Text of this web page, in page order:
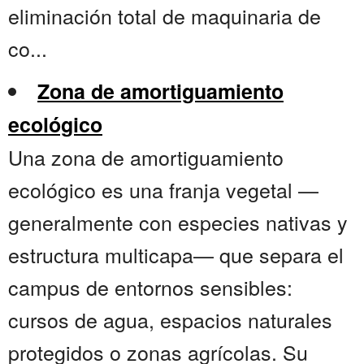
eliminación total de maquinaria de
co...
Zona de amortiguamiento
ecológico
Una zona de amortiguamiento
ecológico es una franja vegetal —
generalmente con especies nativas y
estructura multicapa— que separa el
campus de entornos sensibles:
cursos de agua, espacios naturales
protegidos o zonas agrícolas. Su